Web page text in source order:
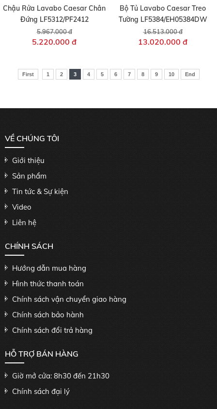
Chậu Rửa Lavabo Caesar Chân
Đứng LF5312/PF2412
5.967.000 đ
5.220.000 đ
Bộ Tủ Lavabo Caesar Treo
Tường LF5384/EH05384DW
16.513.000 đ
13.020.000 đ
First 1 2 3 4 5 6 7 8 9 10 End
VỀ CHÚNG TÔI
Giới thiệu
Sản phẩm
Tin tức & Sự kiện
Video
Liên hệ
CHÍNH SÁCH
Hướng dẫn mua hàng
Hình thức thanh toán
Chính sách vận chuyển giao hàng
Chính sách bảo hành
Chính sách đổi trả hàng
HỖ TRỢ BÁN HÀNG
Giờ mở cửa: 8h30 đến 21h30
Chính sách đại lý